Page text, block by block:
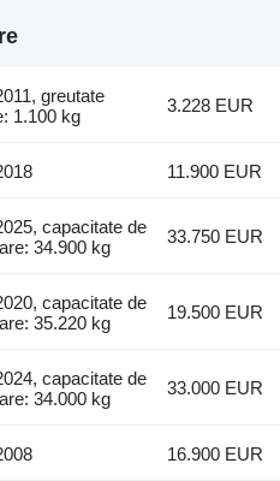
greutate
1.100 kg
3.228 EUR
11.900 EUR
capacitate de
34.900 kg
33.750 EUR
capacitate de
35.220 kg
19.500 EUR
capacitate de
34.000 kg
33.000 EUR
16.900 EUR